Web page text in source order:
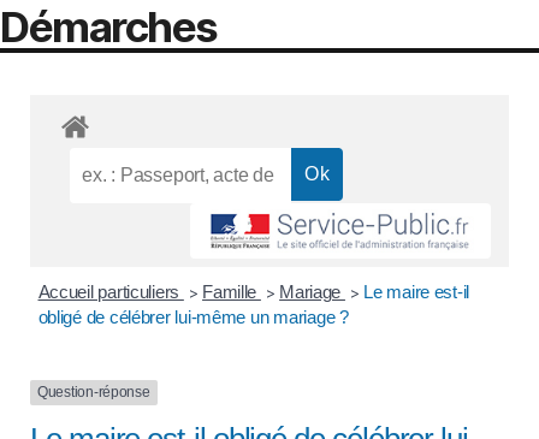
Démarches
Accueil particuliers > Famille > Mariage > Le maire est-il
obligé de célébrer lui-même un mariage ?
Question-réponse